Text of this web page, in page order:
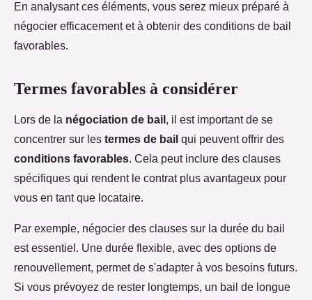
En analysant ces éléments, vous serez mieux préparé à
négocier efficacement et à obtenir des conditions de bail
favorables.
Termes favorables à considérer
Lors de la négociation de bail , il est important de se
concentrer sur les termes de bail qui peuvent offrir des
conditions favorables. Cela peut inclure des clauses
spécifiques qui rendent le contrat plus avantageux pour
vous en tant que locataire.
Par exemple, négocier des clauses sur la durée du bail
est essentiel. Une durée flexible, avec des options de
renouvellement, permet de s'adapter à vos besoins futurs.
Si vous prévoyez de rester longtemps, un bail de longue